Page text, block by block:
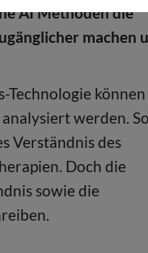
AI Methoden die
machen
Technologie können
werden. So
Verständnis des
Doch die
sowie die